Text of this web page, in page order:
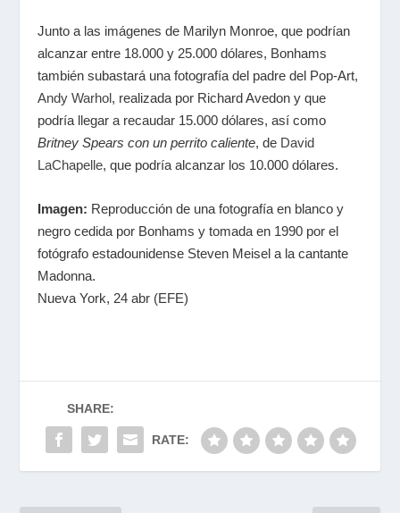
Junto a las imágenes de Marilyn Monroe, que podrían
alcanzar entre 18.000 y 25.000 dólares, Bonhams
también subastará una fotografía del padre del Pop-Art,
Andy Warhol, realizada por Richard Avedon y que
podría llegar a recaudar 15.000 dólares, así como
Britney Spears con un perrito caliente, de David
LaChapelle, que podría alcanzar los 10.000 dólares.
Imagen: Reproducción de una fotografía en blanco y
negro cedida por Bonhams y tomada en 1990 por el
fotógrafo estadounidense Steven Meisel a la cantante
Madonna.
Nueva York, 24 abr (EFE)
SHARE:
RATE: